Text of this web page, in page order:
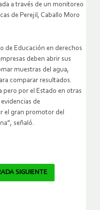
a través de un monitoreo
de Perejil, Caballo Moro
de Educación en derechos
deben abrir sus
muestras del agua,
comparar resultados.
pero por el Estado en otras
de
el gran promotor del
señaló.
SIGUIENTE